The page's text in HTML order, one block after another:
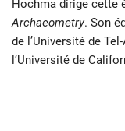
Hochma dirige cette
Archaeometry. Son
de l’Université de
l’Université de